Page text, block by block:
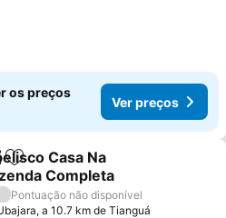
os preços
Ver preços
Adicionar aos favoritos
Casa Na
Completa
preços
Pontuação não disponível
a 10.7 km de Tianguá